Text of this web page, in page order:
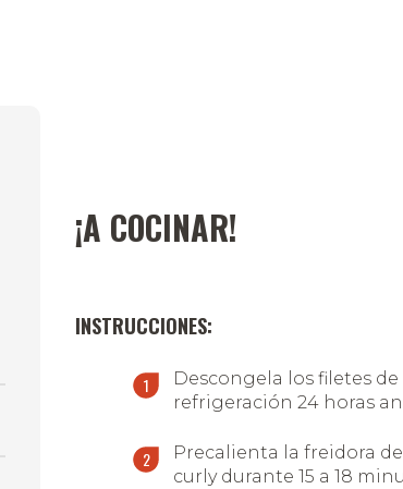
¡A COCINAR!
INSTRUCCIONES:
Descongela los filetes
refrigeración 24 horas
Precalienta la freidora de
curly durante 15 a 18